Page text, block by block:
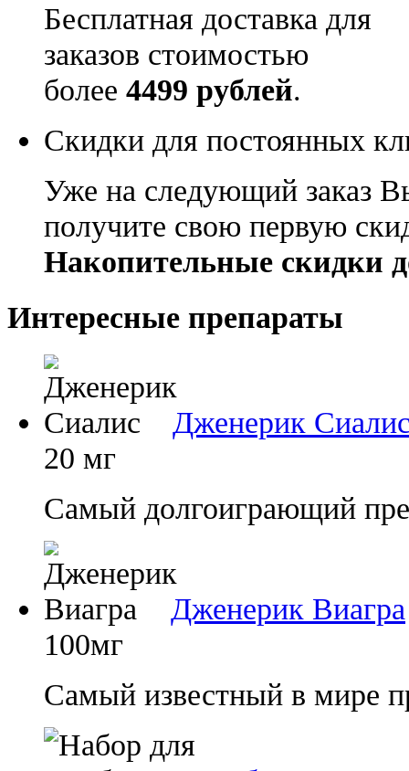
Бесплатная доставка для
заказов стоимостью
более 4499 рублей.
Скидки для постоянных
Уже на следующий заказ
получите свою первую
Накопительные скидки
Интересные препараты
Дженерик
20 мг
Самый долгоиграющий
Дженерик Виагра
100мг
Самый известный в мире